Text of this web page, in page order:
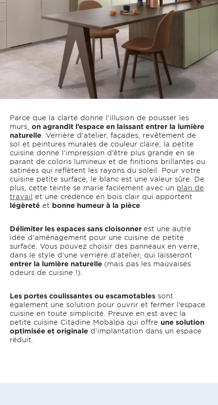
Parce que la clarté donne l’illusion de pousser les
murs, on agrandit l’espace en laissant entrer la lumière
naturelle . Verrière d’atelier, façades, revêtement de
sol et peintures murales de couleur claire, la petite
cuisine donne l’impression d’être plus grande en se
parant de coloris lumineux et de finitions brillantes ou
satinées qui reflètent les rayons du soleil. Pour votre
cuisine petite surface, le blanc est une valeur sûre. De
plus, cette teinte se marie facilement avec un plan de
travail et une crédence en bois clair qui apportent
légèreté et bonne humeur à la pièce
Délimiter les espaces sans cloisonner est une autre
idée d’aménagement pour une cuisine de petite
surface. Vous pouvez choisir des panneaux en verre,
dans le style d’une verrière d’atelier, qui laisseront
entrer la lumière naturelle (mais pas les mauvaises
odeurs de cuisine !).
Les portes coulissantes ou escamotables sont
également une solution pour ouvrir et fermer l’espace
cuisine en toute simplicité. Preuve en est avec la
petite cuisine Citadine Mobalpa qui offre une solution
optimisée et originale d’implantation dans un espace
réduit.